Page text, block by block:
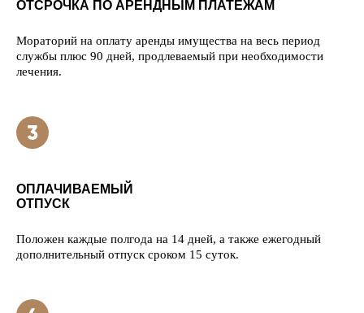
ОТСРОЧКА ПО АРЕНДНЫМ ПЛАТЕЖАМ
Мораторий на оплату аренды имущества на весь период
службы плюс 90 дней, продлеваемый при необходимости
лечения.
ОПЛАЧИВАЕМЫЙ
ОТПУСК
Положен каждые полгода на 14 дней, а также ежегодный
дополнительный отпуск сроком 15 суток.